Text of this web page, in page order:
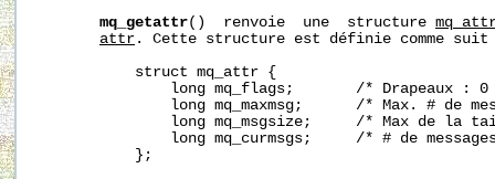
mq_getattr()  renvoie  une  structure
attr . Cette structure est définie comme
           struct mq_attr {
long mq_flags;       /* Drapeaux : 0
long mq_maxmsg;      /* Max. # de
long mq_msgsize;     /* Max de la
long mq_curmsgs;     /* # de
           };